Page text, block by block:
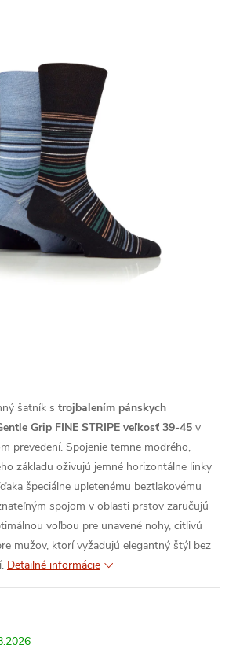
šatník s trojbalením pánskych
Grip FINE STRIPE veľkosť 39-45 v
prevedení. Spojenie temne modrého,
základu oživujú jemné horizontálne linky
špeciálne upletenému beztlakovému
spojom v oblasti prstov zaručujú
voľbou pre unavené nohy, citlivú
mužov, ktorí vyžadujú elegantný štýl bez
Detailné informácie